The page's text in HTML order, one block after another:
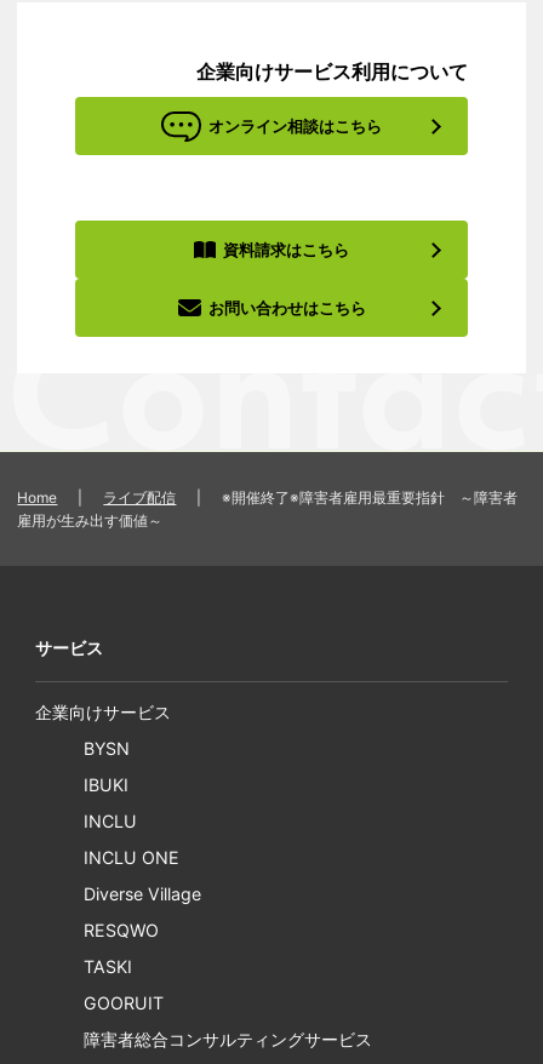
企業向けサービス利用について
オンライン相談はこちら
資料請求はこちら
お問い合わせはこちら
Home ライブ配信
※開催終了※障害者雇用最重要指針 ～障害者
雇用が生み出す価値～
サービス
企業向けサービス
BYSN
IBUKI
INCLU
INCLU ONE
Diverse Village
RESQWO
TASKI
GOORUIT
障害者総合コンサルティングサービス